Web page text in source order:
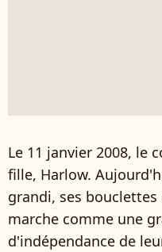
Le 11 janvier 2008, le
fille, Harlow.
grandi, ses
marche comme une
d'indépendance de